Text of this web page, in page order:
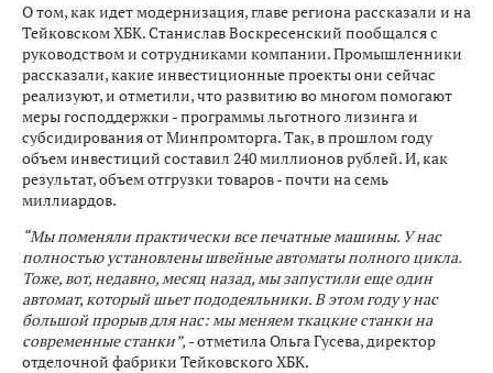
О том, как идет модернизация, главе региона рассказали и на
Тейковском ХБК. Станислав Воскресенский пообщался с
руководством и сотрудниками компании. Промышленники
рассказали, какие инвестиционные проекты они сейчас
реализуют, и отметили, что развитию во многом помогают
меры господдержки - программы льготного лизинга и
субсидирования от Минпромторга. Так, в прошлом году
объем инвестиций составил 240 миллионов рублей. И, как
результат, объем отгрузки товаров - почти на семь
миллиардов.
“Мы поменяли практически все печатные машины. У нас
полностью установлены швейные автоматы полного цикла.
Тоже, вот, недавно, месяц назад, мы запустили еще один
автомат, который шьет пододеяльники. В этом году у нас
большой прорыв для нас: мы меняем ткацкие станки на
современные станки”, - отметила Ольга Гусева, директор
отделочной фабрики Тейковского ХБК.